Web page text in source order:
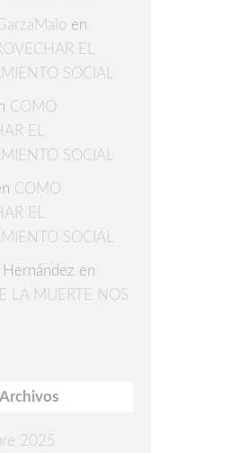
en
EL
SOCIAL
COMO
EL
SOCIAL
COMO
EL
SOCIAL
en
LA MUERTE NOS
Archivos
2025